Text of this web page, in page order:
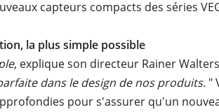
capteurs compacts des séries
la plus simple possible
, explique son directeur Rainer
dans le design de nos produits. "
pour s'assurer qu'un